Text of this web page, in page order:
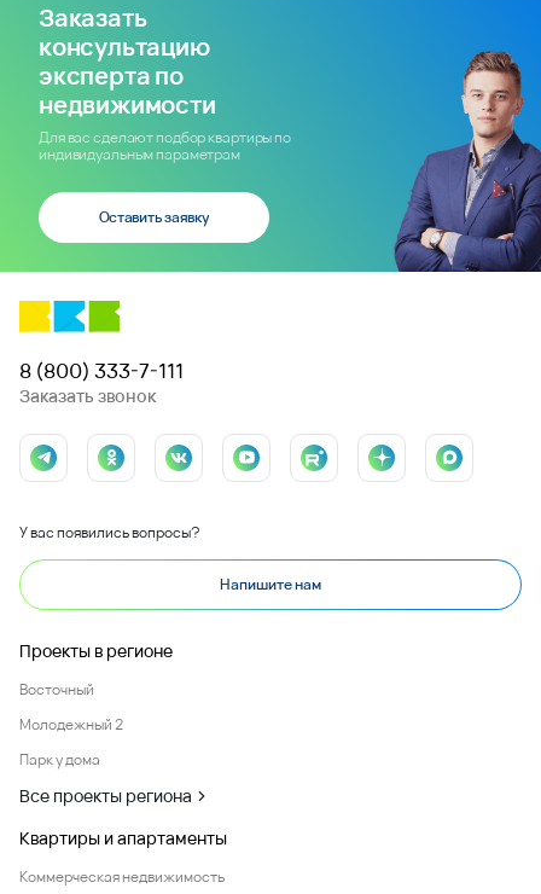
Заказать
консультацию
эксперта по
недвижимости
Для вас сделают подбор квартиры по
индивидуальным параметрам
Оставить заявку
8 (800) 333-7-111
Заказать звонок
У вас появились вопросы?
Напишите нам
Проекты в регионе
Восточный
Молодежный 2
Парк у дома
Все проекты региона
Квартиры и апартаменты
Коммерческая недвижимость